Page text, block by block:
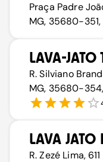
Praça Padre
MG, 35680-351,
LAVA-JATO
R. Silviano
MG, 35680-
LAVA
R. Zezé Lima,